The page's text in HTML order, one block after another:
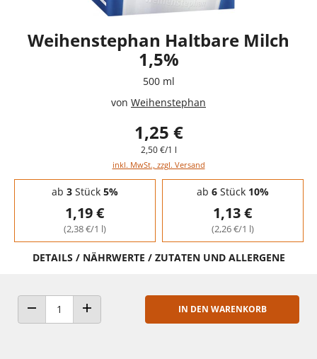
Weihenstephan Haltbare Milch
1,5%
500 ml
von Weihenstephan
1,25 €
2,50 €/1 l
inkl. MwSt., zzgl. Versand
Staffelpreise - Mengenrabatt
ab 3Stück 5%
1,19 €
(2,38 €/1 l)
ab 6Stück 10%
1,13 €
(2,26 €/1 l)
DETAILS / NÄHRWERTE / ZUTATEN UND ALLERGENE
ANZAHL VERRINGERNANZAHL ERHÖHEN
IN DEN WARENKORB